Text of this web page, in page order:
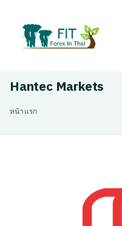
Hantec Markets
หน้าแรก